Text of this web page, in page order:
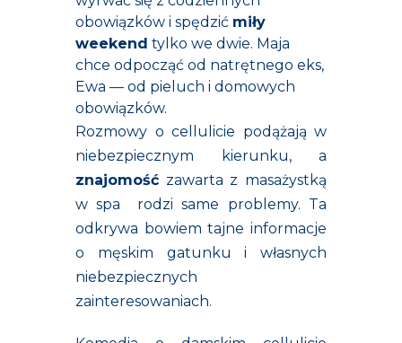
obowiązków i spędzić miły
weekend tylko we dwie. Maja
chce odpocząć od natrętnego eks,
Ewa — od pieluch i domowych
obowiązków.
Rozmowy o cellulicie podążają w
niebezpiecznym kierunku, a
znajomość zawarta z masażystką
w spa rodzi same problemy. Ta
odkrywa bowiem tajne informacje
o męskim gatunku i własnych
niebezpiecznych
zainteresowaniach.